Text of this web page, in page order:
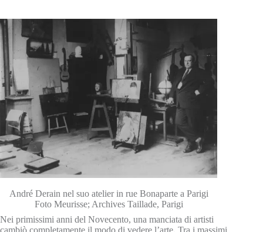
André Derain nel suo atelier in rue Bonaparte a Parigi
Foto Meurisse; Archives Taillade, Parigi
Nei primissimi anni del Novecento, una manciata di artisti
cambiò completamente il modo di vedere l’arte. Tra i massimi